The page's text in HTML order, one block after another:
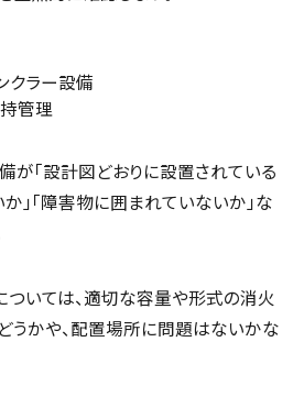
クラー設備
管理
が「設計図どおりに設置されている
か」「障害物に囲まれていないか」な
ついては、適切な容量や形式の消火
うかや、配置場所に問題はないかな